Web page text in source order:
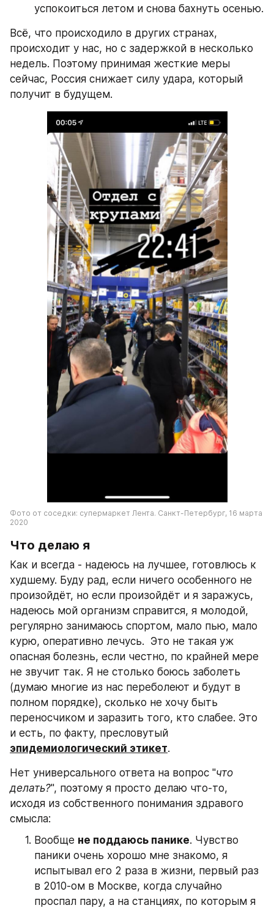
успокоиться летом и снова бахнуть осенью.
Всё, что происходило в других странах,
происходит у нас, но с задержкой в несколько
недель. Поэтому принимая жесткие меры
сейчас, Россия снижает силу удара, который
получит в будущем.
Фото от соседки: супермаркет Лента. Санкт-Петербург, 16 марта
2020
Что делаю я
Как и всегда - надеюсь на лучшее, готовлюсь к
худшему. Буду рад, если ничего особенного не
произойдёт, но если произойдёт и я заражусь,
надеюсь мой организм справится, я молодой,
регулярно занимаюсь спортом, мало пью, мало
курю, оперативно лечусь.  Это не такая уж
опасная болезнь, если честно, по крайней мере
не звучит так. Я не столько боюсь заболеть
(думаю многие из нас переболеют и будут в
полном порядке), сколько не хочу быть
переносчиком и заразить того, кто слабее. Это
эпидемиологический этикет.
Нет универсального ответа на вопрос "что
делать?", поэтому я просто делаю что-то,
исходя из собственного понимания здравого
смысла:
Вообще не поддаюсь панике. Чувство
паники очень хорошо мне знакомо, я
испытывал его 2 раза в жизни, первый раз
в 2010-ом в Москве, когда случайно
проспал пару, а на станциях, по которым я